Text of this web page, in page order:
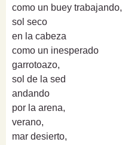
como un buey trabajando,
sol seco
en la cabeza
como un inesperado
garrotoazo,
sol de la sed
andando
por la arena,
verano,
mar desierto,